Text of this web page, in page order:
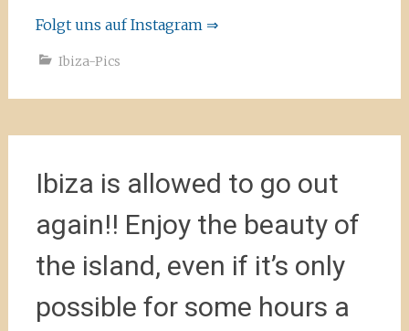
Folgt uns auf Instagram ⇒
Ibiza-Pics
Ibiza is allowed to go out
again!! Enjoy the beauty of
the island, even if it’s only
possible for some hours a